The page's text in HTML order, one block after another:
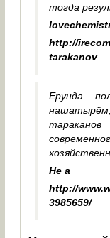
тогда
http://
tarakanov
Ерунда
Не а
http://
3985659/